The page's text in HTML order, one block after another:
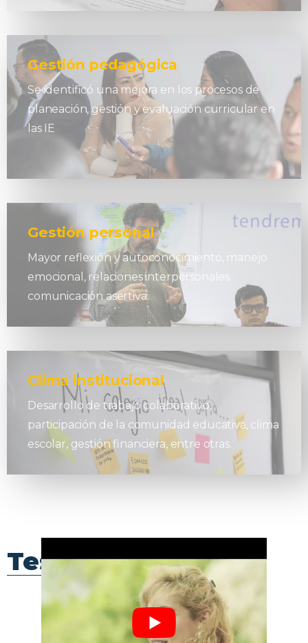
Gestión pedagógica
Se identificó una mejora en los procesos de
planeación, gestión y evaluación curricular en
las IE
Gestión personal
Mayor reflexión y autoconocimiento, manejo
emocional, relaciones interpersonales.
comunicación asertiva.
Clima institucional
Desarrollo de trabajo colaborativo,
participación de la comunidad educativa, clima
escolar, gestión financiera, entre otras.
Testimonios